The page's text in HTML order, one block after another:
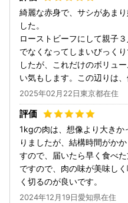
綺麗な赤身で、サシがあま
した。
ローストビーフにして親子
でなくなってしまいびっく
したが、これだけのボリュ
い気もします。この辺りは
2025年02月22日東京都在住
1kgの肉は、想像より大き
りましたが、結構時間がか
すので、届いたら早く食べ
ですので、肉の味が美味し
く切るのが良いです。
2024年12月19日愛知県在住